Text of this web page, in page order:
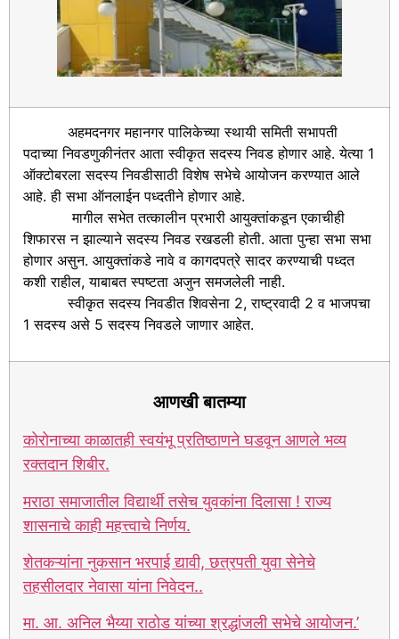
अहमदनगर महानगर पालिकेच्या स्थायी समिती सभापती
पदाच्या निवडणुकीनंतर आता स्वीकृत सदस्य निवड होणार आहे. येत्या 1
ऑक्टोबरला सदस्य निवडीसाठी विशेष सभेचे आयोजन करण्यात आले
आहे. ही सभा ऑनलाईन पध्दतीने होणार आहे.
मागील सभेत तत्कालीन प्रभारी आयुक्तांकडून एकाचीही
शिफारस न झाल्याने सदस्य निवड रखडली होती. आता पुन्हा सभा सभा
होणार असुन. आयुक्तांकडे नावे व कागदपत्रे सादर करण्याची पध्दत
कशी राहील, याबाबत स्पष्टता अजुन समजलेली नाही.
स्वीकृत सदस्य निवडीत शिवसेना 2, राष्ट्रवादी 2 व भाजपचा
1 सदस्य असे 5 सदस्य निवडले जाणार आहेत.
आणखी बातम्या
कोरोनाच्या काळातही स्वयंभू प्रतिष्ठाणने घडवून आणले भव्य
रक्तदान शिबीर.
मराठा समाजातील विद्यार्थी तसेच युवकांना दिलासा ! राज्य
शासनाचे काही महत्त्वाचे निर्णय.
शेतकऱ्यांना नुकसान भरपाई द्यावी, छत्रपती युवा सेनेचे
तहसीलदार नेवासा यांना निवेदन..
मा. आ. अनिल भैय्या राठोड यांच्या श्रद्धांजली सभेचे आयोजन.’